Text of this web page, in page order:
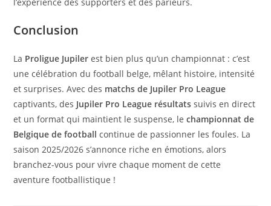
Conclusion
La Proligue Jupiler est bien plus qu’un championnat : c’est
une célébration du football belge, mêlant histoire, intensité
et surprises. Avec des matchs de Jupiler Pro League
captivants, des Jupiler Pro League résultats suivis en direct
et un format qui maintient le suspense, lechampionnat de
Belgique de football continue de passionner les foules. La
saison 2025/2026 s’annonce riche en émotions, alors
branchez-vous pour vivre chaque moment de cette
aventure footballistique !